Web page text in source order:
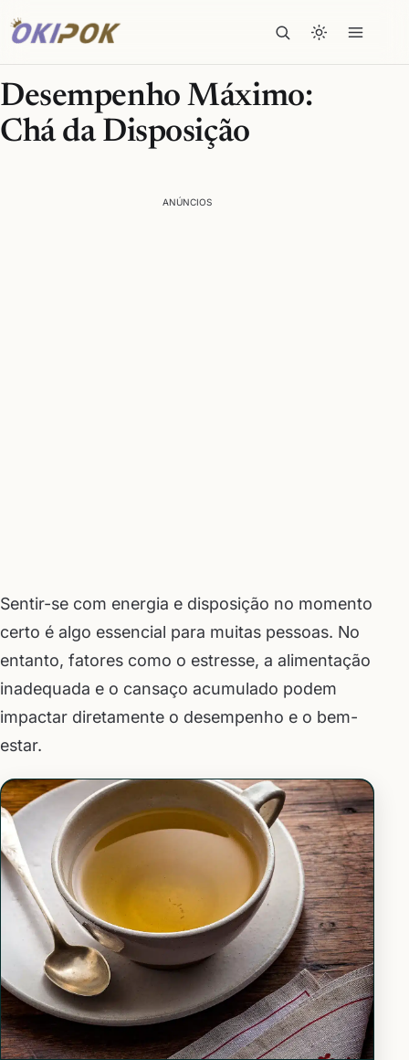
Desempenho Máximo:
Chá da Disposição
ANÚNCIOS
Sentir-se com energia e disposição no momento
certo é algo essencial para muitas pessoas. No
entanto, fatores como o estresse, a alimentação
inadequada e o cansaço acumulado podem
impactar diretamente o desempenho e o bem-
estar.